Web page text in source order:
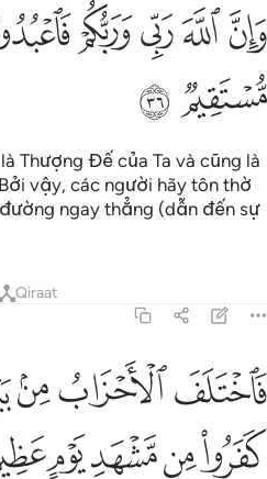
وان الله ربي وربكم فاعبدوه هاذا صراط
وَإِنَّ ٱللَّهَ رَبِّى وَرَبُّكُمْ فَٱعْبُدُوهُ
ﲽﲾﲿﳀ
ﳅﳆ
Thượng Đế của Ta và cũng là
vậy, các người hãy tôn thờ
ngay thẳng (dẫn đến sự
Qiraat
فاختلف الاحزاب من بينهم فويل
فَٱخْتَلَفَ ٱلْأَحْزَابُ مِنۢ بَيْنِهِمْ ۖ فَوَيْلٌۭ
ﳇﳈﳉ
ﳎﳏﳐﳑ